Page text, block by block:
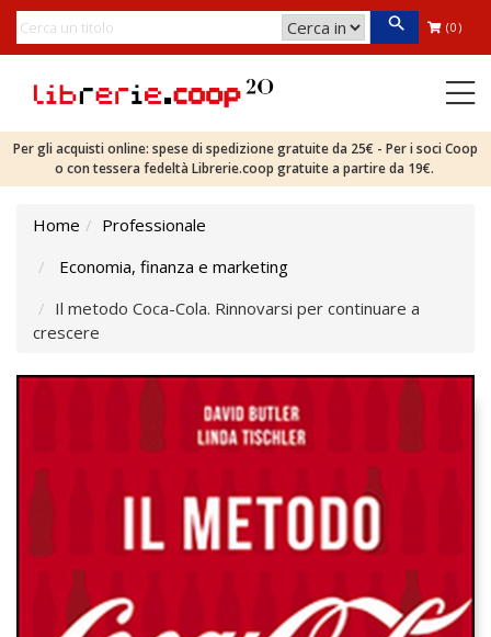
(0)
Per gli acquisti online: spese di spedizione gratuite da 25€ - Per i soci Coop
o con tessera fedeltà Librerie.coop gratuite a partire da 19€.
Home
Professionale
Economia, finanza e marketing
Il metodo Coca-Cola. Rinnovarsi per continuare a
crescere